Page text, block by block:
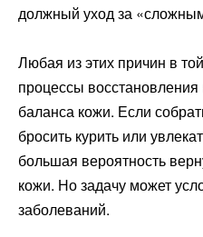
должный уход за
Любая из этих причин в
процессы
баланса кожи. Если
бросить курить или
большая вероятность
кожи. Но задачу может
заболеваний.